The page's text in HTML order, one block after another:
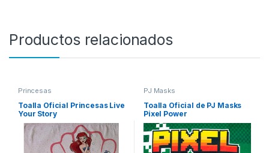
Productos relacionados
Princesas
Toalla Oficial Princesas Live
Your Story
PJ Masks
Toalla Oficial de PJ Masks
Pixel Power